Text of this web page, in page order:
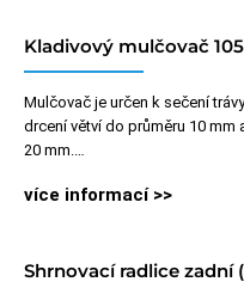
Kladivový mulčovač
Mulčovač je určen k sečení
drcení větví do průměru 10
20 mm.…
více informací >>
Shrnovací radlice zadní